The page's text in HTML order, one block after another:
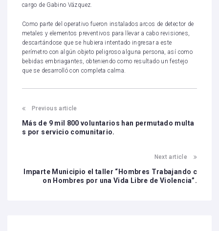
cargo de Gabino Vázquez.
Como parte del operativo fueron instalados arcos de detector de
metales y elementos preventivos para llevar a cabo revisiones,
descartándose que se hubiera intentado ingresar a este
perímetro con algún objeto peligroso alguna persona, así como
bebidas embriagantes, obteniendo como resultado un festejo
que se desarrolló con completa calma.
Previous article
Más de 9 mil 800 voluntarios han permutado multa
s por servicio comunitario.
Next article
Imparte Municipio el taller “Hombres Trabajando c
on Hombres por una Vida Libre de Violencia”.